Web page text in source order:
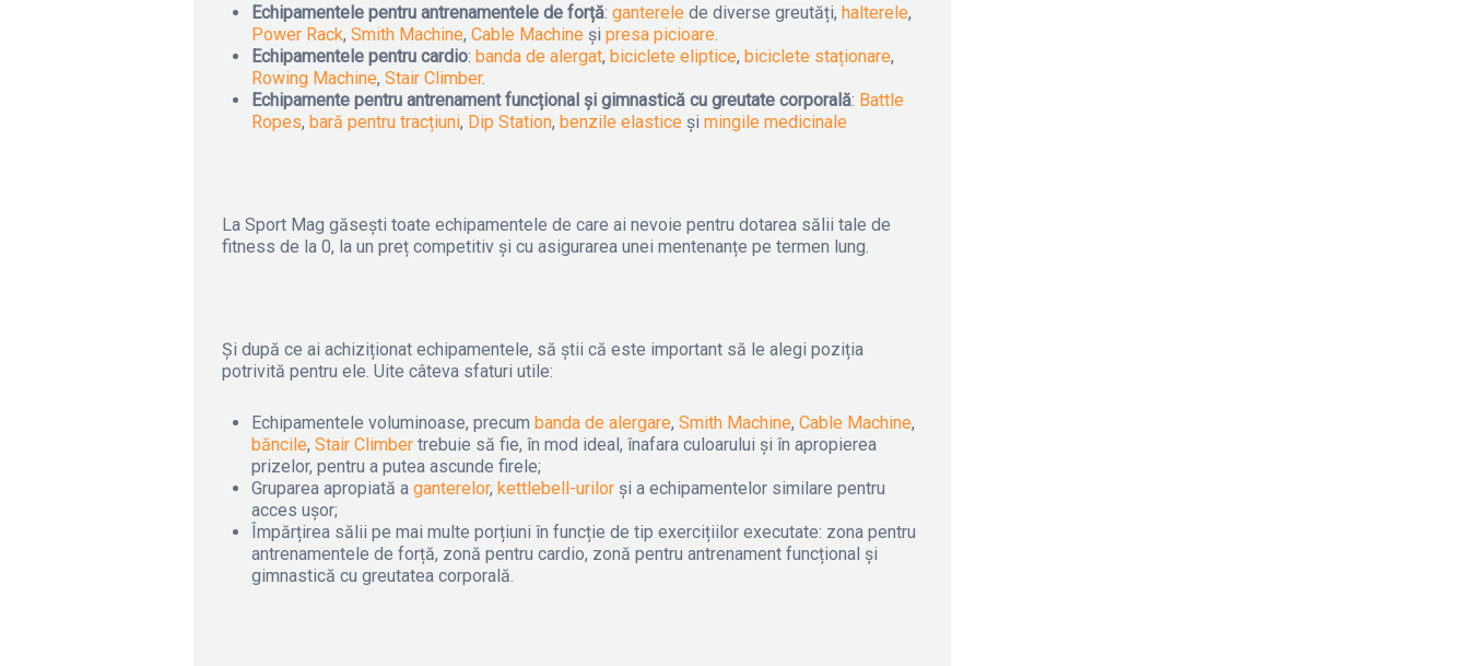
Echipamentele pentru antrenamentele de forță: ganterele de diverse greutăți, halterele,
Power Rack, Smith Machine, Cable Machine și presa picioare
Echipamentele pentru cardio: banda de alergat, biciclete eliptice, biciclete staționare,
Rowing Machine, Stair Climber.
Echipamente pentru antrenament funcțional și gimnastică cu greutate corporală: Battle
Ropes, bară pentru tracțiuni, Dip Station, benzile elastice și mingile medicinale
La Sport Mag găsești toate echipamentele de care ai nevoie pentru dotarea sălii tale de
fitness de la 0, la un preț competitiv și cu asigurarea unei mentenanțe pe termen lung.
Și după ce ai achiziționat echipamentele, să știi că este important să le alegi poziția
potrivită pentru ele. Uite câteva sfaturi utile:
Echipamentele voluminoase, precum banda de alergare, Smith Machine, Cable Machine,
băncile, Stair Climber trebuie să fie, în mod ideal, înafara culoarului și în apropierea
prizelor, pentru a putea ascunde firele;
Gruparea apropiată a ganterelor, kettlebell-urilor și a echipamentelor similare pentru
acces ușor;
Împărțirea sălii pe mai multe porțiuni în funcție de tip exercițiilor executate: zona pentru
antrenamentele de forță, zonă pentru cardio, zonă pentru antrenament funcțional și
gimnastică cu greutatea corporală.